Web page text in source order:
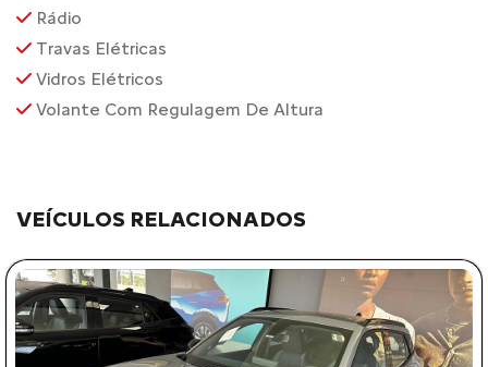
Rádio
Travas Elétricas
Vidros Elétricos
Volante Com Regulagem De Altura
VEÍCULOS RELACIONADOS